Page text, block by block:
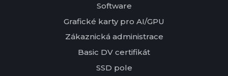
Software
Grafické karty pro AI/GPU
Zákaznická administrace
Basic DV certifikát
SSD pole